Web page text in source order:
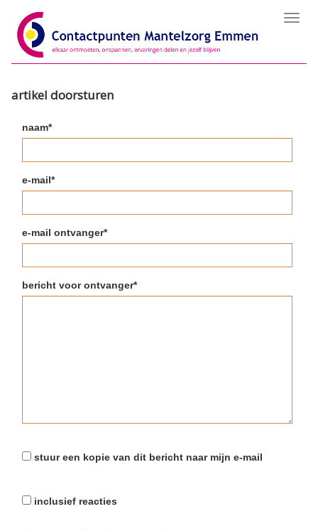
artikel doorsturen
naam*
e-mail*
e-mail ontvanger*
bericht voor ontvanger*
stuur een kopie van dit bericht naar mijn e-mail
inclusief reacties